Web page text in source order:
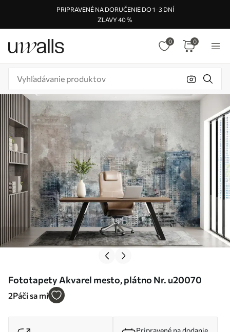
PRIPRAVENÉ NA DORUČENIE DO 1–3 DNÍ
ZĽAVY 40 %
0 0
Fototapety Akvarel mesto, plátno Nr. u20070
2Páči sa mi
Pripravené na dodanie